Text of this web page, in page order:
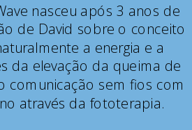
nasceu após 3 anos de
de David sobre o conceito
a energia e a
da elevação da queima de
comunicação sem fios com
através da fototerapia.